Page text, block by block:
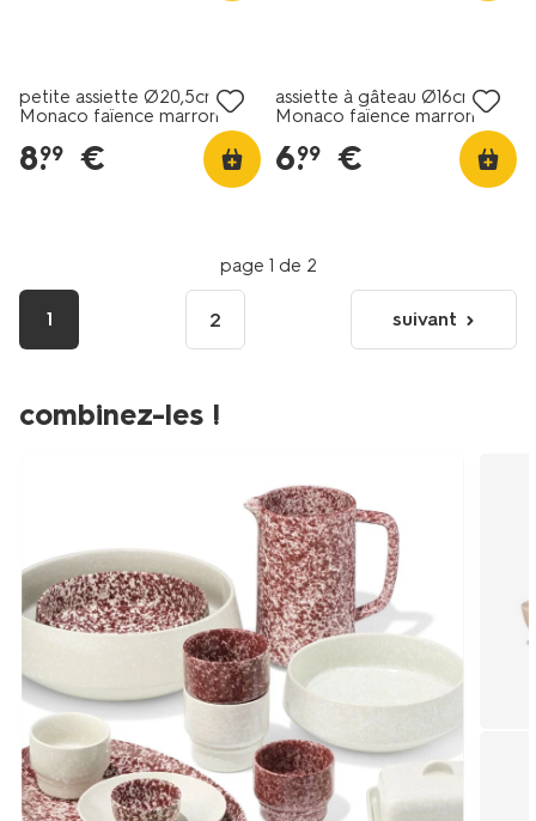
petite assiette Ø20,5cm
Monaco faïence marron
8.
99 €
assiette à gâteau Ø16cm
Monaco faïence marron
6.
99 €
page 1 de 2
1 2
page
suivante
suivant
combinez-les !